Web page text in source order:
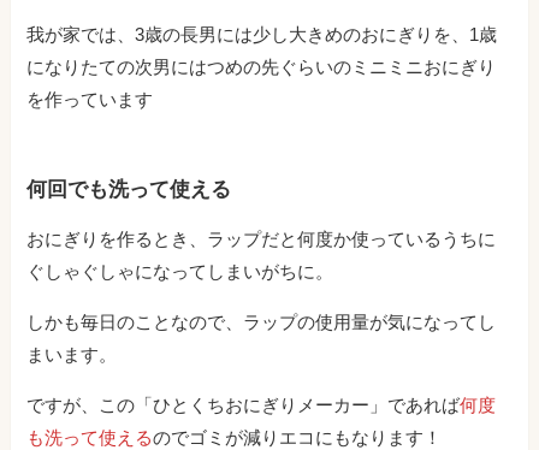
我が家では、3歳の長男には少し大きめのおにぎりを、1歳
になりたての次男にはつめの先ぐらいのミニミニおにぎり
を作っています
何回でも洗って使える
おにぎりを作るとき、ラップだと何度か使っているうちに
ぐしゃぐしゃになってしまいがちに。
しかも毎日のことなので、ラップの使用量が気になってし
まいます。
ですが、この「ひとくちおにぎりメーカー」であれば何度
も洗って使えるのでゴミが減りエコにもなります！